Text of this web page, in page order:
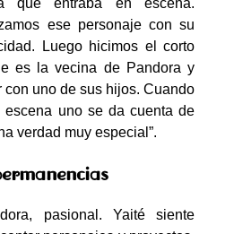
ese personaje con su
Luego hicimos el corto
es la vecina de Pandora y
con uno de sus hijos. Cuando
escena uno se da cuenta de
verdad muy especial”.
pasional. Yaité siente